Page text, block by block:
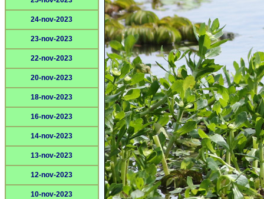
24-nov-2023
23-nov-2023
22-nov-2023
20-nov-2023
18-nov-2023
16-nov-2023
14-nov-2023
13-nov-2023
12-nov-2023
10-nov-2023